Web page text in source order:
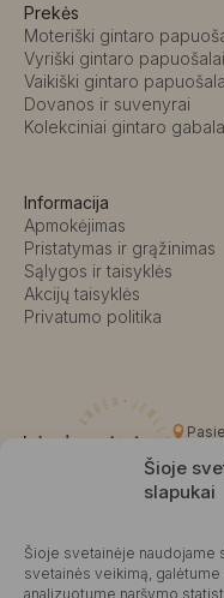
Šioje
slapukai
Šioje svetainėje naudojame
svetainės veikimą,
analizuotume naršymo
Prekės
Moteriški gintaro
Vyriški gintaro papuošalai
Vaikiški gintaro
Dovanos ir suvenyrai
Kolekciniai gintaro
Informacija
Apmokėjimas
Pristatymas ir grąžinimas
Sąlygos ir taisyklės
Akcijų taisyklės
Privatumo politika
Kalvaitė